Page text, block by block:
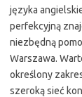
języka
perfekcyjną
niezbędną
Warszawa.
określony
szeroką sieć